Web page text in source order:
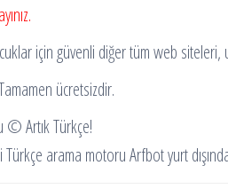
için güvenli diğer tüm web
ücretsizdir.
Artık Türkçe!
Türkçe arama motoru Arfbot yurt